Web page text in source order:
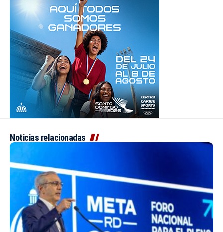
Noticias relacionadas